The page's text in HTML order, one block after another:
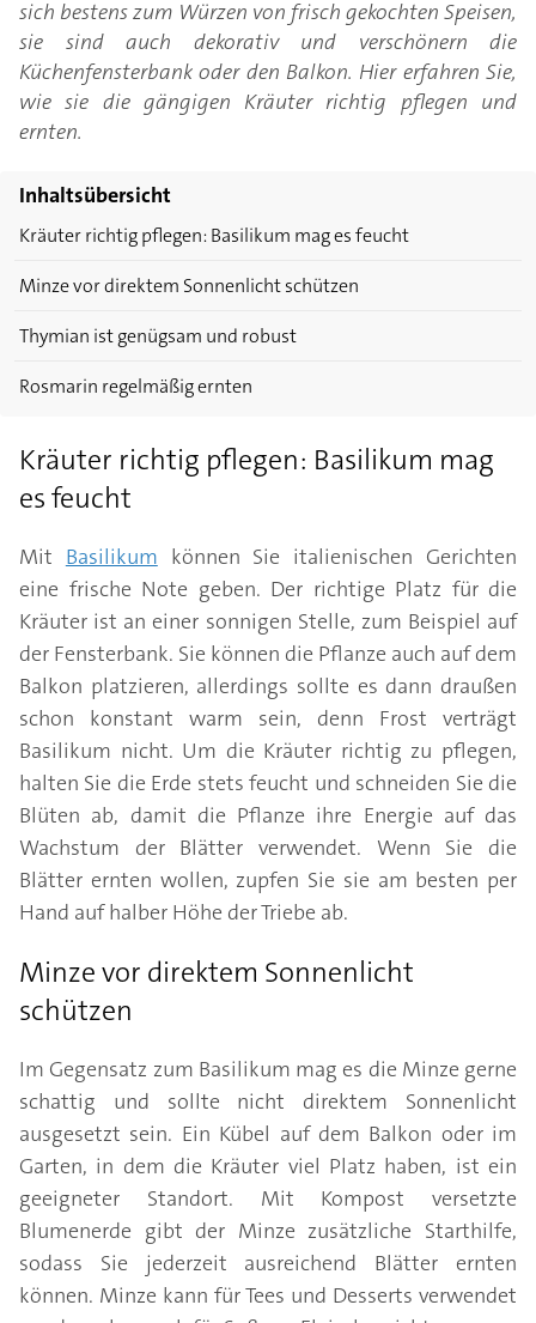
sich bestens zum Würzen von frisch gekochten Speisen,
sie sind auch dekorativ und verschönern die
Küchenfensterbank oder den Balkon. Hier erfahren Sie,
wie sie die gängigen Kräuter richtig pflegen und
ernten.
Inhaltsübersicht
Kräuter richtig pflegen: Basilikum mag es feucht
Minze vor direktem Sonnenlicht schützen
Thymian ist genügsam und robust
Rosmarin regelmäßig ernten
Kräuter richtig pflegen: Basilikum mag
es feucht
Mit Basilikum können Sie italienischen Gerichten
eine frische Note geben. Der richtige Platz für die
Kräuter ist an einer sonnigen Stelle, zum Beispiel auf
der Fensterbank. Sie können die Pflanze auch auf dem
Balkon platzieren, allerdings sollte es dann draußen
schon konstant warm sein, denn Frost verträgt
Basilikum nicht. Um die Kräuter richtig zu pflegen,
halten Sie die Erde stets feucht und schneiden Sie die
Blüten ab, damit die Pflanze ihre Energie auf das
Wachstum der Blätter verwendet. Wenn Sie die
Blätter ernten wollen, zupfen Sie sie am besten per
Hand auf halber Höhe der Triebe ab.
Minze vor direktem Sonnenlicht
schützen
Im Gegensatz zum Basilikum mag es die Minze gerne
schattig und sollte nicht direktem Sonnenlicht
ausgesetzt sein. Ein Kübel auf dem Balkon oder im
Garten, in dem die Kräuter viel Platz haben, ist ein
geeigneter Standort. Mit Kompost versetzte
Blumenerde gibt der Minze zusätzliche Starthilfe,
sodass Sie jederzeit ausreichend Blätter ernten
können. Minze kann für Tees und Desserts verwendet